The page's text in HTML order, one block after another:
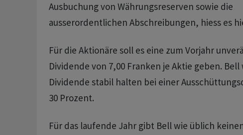
Ausbuchung von Währungsreserven sowie die
ausserordentlichen Abschreibungen, hiess es
Für die Aktionäre soll es eine zum Vorjahr
Dividende von 7,00 Franken je Aktie geben.
Dividende stabil halten bei einer
30 Prozent.
Für das laufende Jahr gibt Bell wie üblich